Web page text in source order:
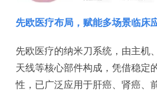
先欧医疗布局，赋能多场景临床
先欧医疗的纳米刀系统，由主机
天线等核心部件构成，凭借稳定
性，已广泛应用于肝癌、肾癌、